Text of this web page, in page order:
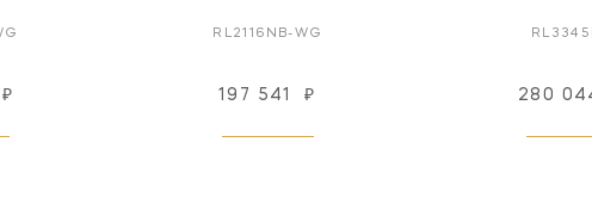
₽
RL2116NB-WG
197 541 ₽ 280